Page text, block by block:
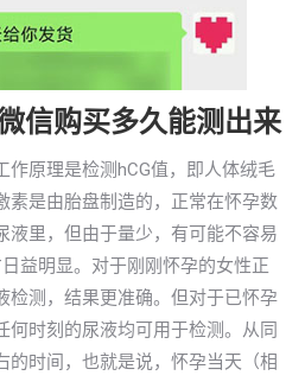
信购买多久能测出来
作原理是检测hCG值，即人体绒毛
素是由胎盘制造的，正常在怀孕数
液里，但由于量少，有可能不容易
益明显。对于刚刚怀孕的女性正
检测，结果更准确。但对于已怀孕
何时刻的尿液均可用于检测。从同
的时间，也就是说，怀孕当天（相